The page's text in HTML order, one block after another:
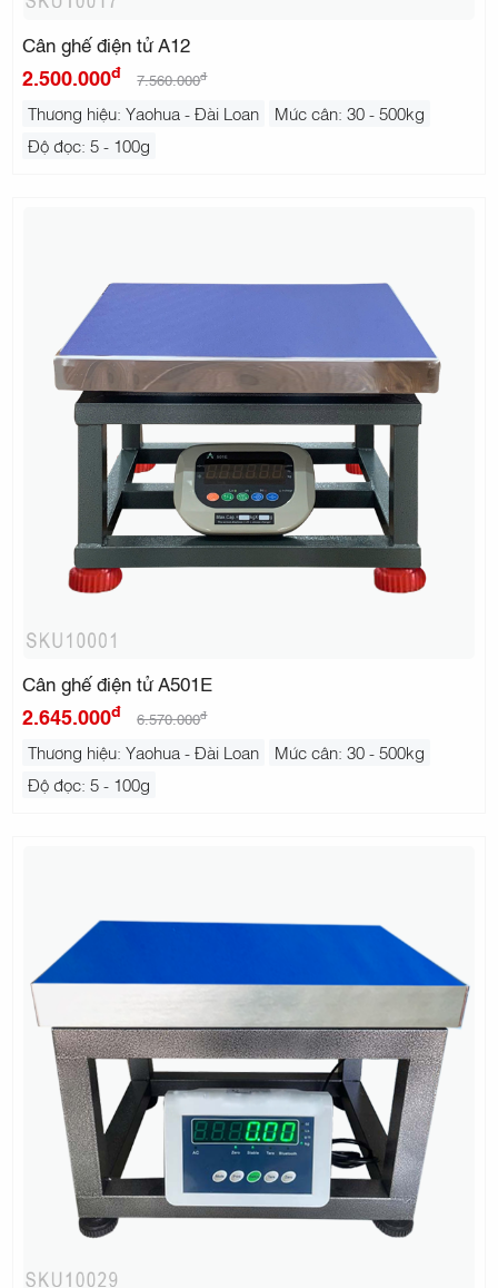
Cân ghế điện tử A12
2.500.000đ 7.560.000đ
Thương hiệu: Yaohua - Đài Loan
Mức cân: 30 - 500kg
Độ đọc: 5 - 100g
Cân ghế điện tử A501E
2.645.000đ 6.570.000đ
Thương hiệu: Yaohua - Đài Loan
Mức cân: 30 - 500kg
Độ đọc: 5 - 100g